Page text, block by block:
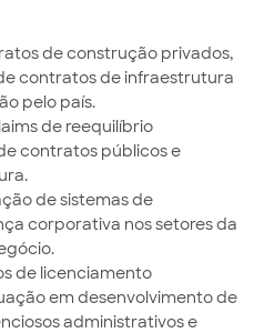
de construção privados,
contratos de infraestrutura
pelo país.
de reequilíbrio
contratos públicos e
de sistemas de
corporativa nos setores da
de licenciamento
em desenvolvimento de
administrativos e